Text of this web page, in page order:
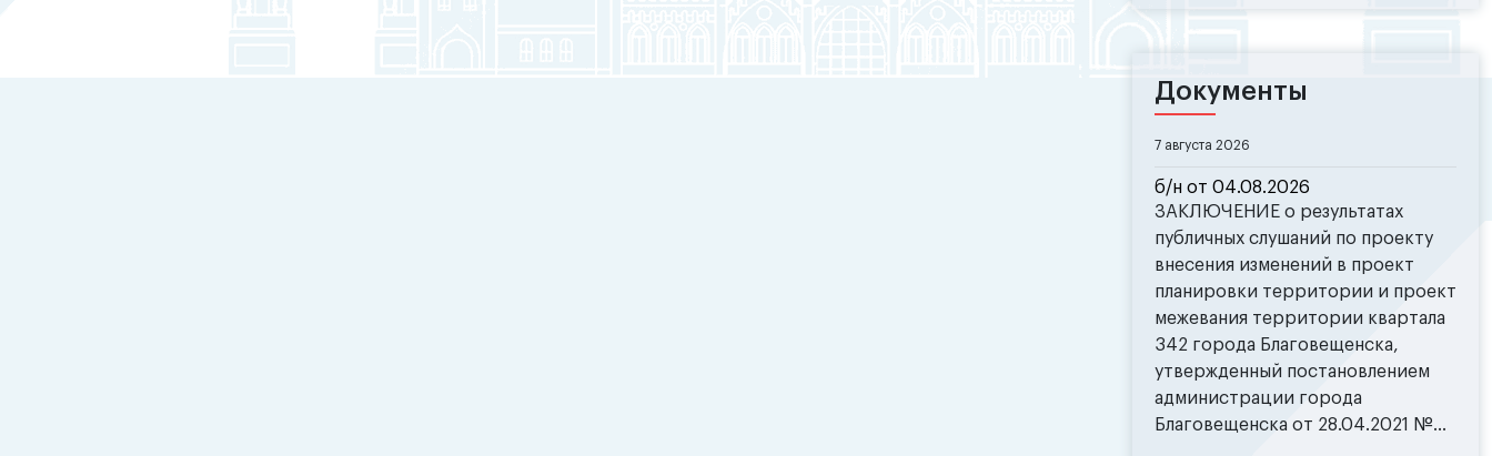
Документы
7 августа 2026
б/н от 04.08.2026
ЗАКЛЮЧЕНИЕ о результатах
публичных слушаний по проекту
внесения изменений в проект
планировки территории и проект
межевания территории квартала
342 города Благовещенска,
утвержденный постановлением
администрации города
Благовещенска от 28.04.2021 №...